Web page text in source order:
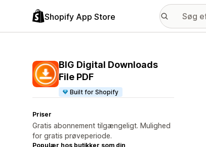
Shopify App Store
BIG Digital Downloads
File PDF
Built for Shopify
Priser
Gratis abonnement tilgængeligt. Mulighed
for gratis prøveperiode.
Populær hos butikker som din